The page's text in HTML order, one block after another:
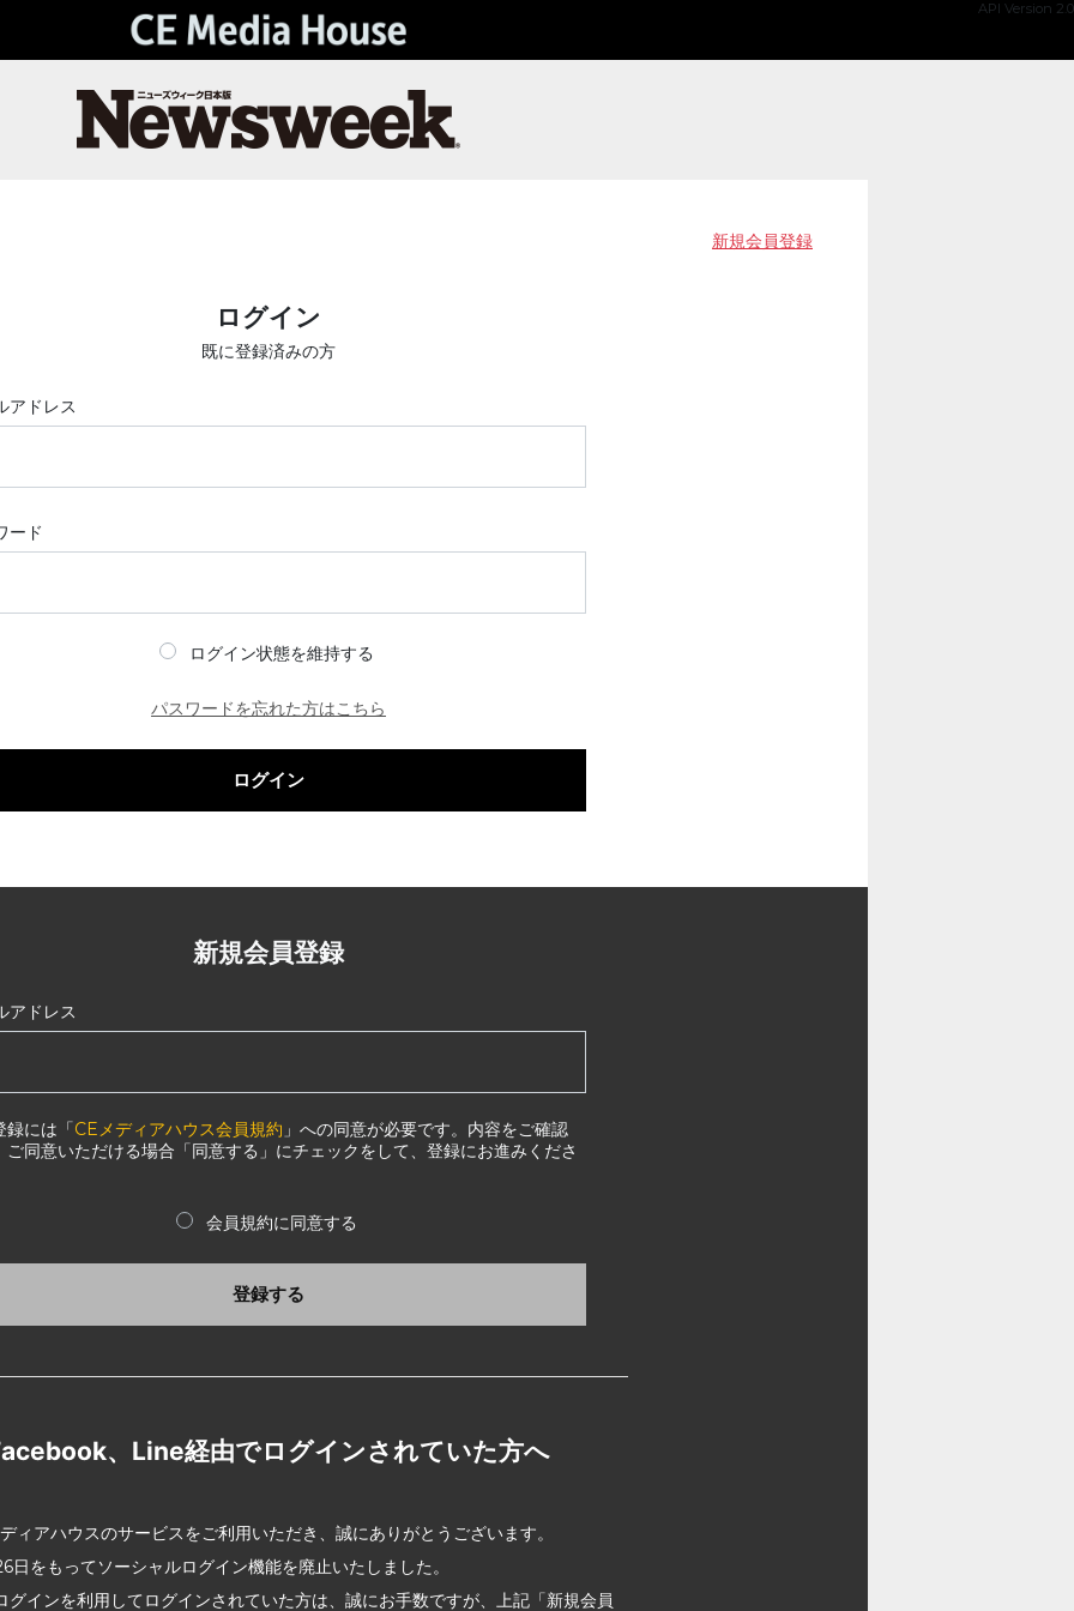
API Version 2.0
新規会員登録
ログイン
既に登録済みの方
アドレス
ード
ログイン状態を維持する
パスワードを忘れた方はこちら
ログイン
新規会員登録
アドレス
録には「CEメディアハウス会員規約 」への同意が必要です。内容をご確認
ご同意いただける場合「同意する」にチェックをして、登録にお進みくださ
会員規約に同意する
登録する
、Line経由でログインされていた方へ
ィアハウスのサービスをご利用いただき、誠にありがとうございます。
日をもってソーシャルログイン機能を廃止いたしました。
グインを利用してログインされていた方は、誠にお手数ですが、上記「新規会員